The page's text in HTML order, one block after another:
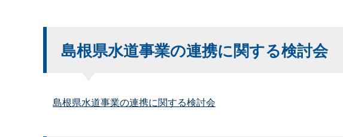
島根県水道事業の連携に関する検討会
島根県水道事業の連携に関する検討会